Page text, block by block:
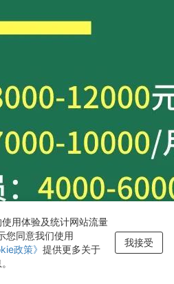
用体验及统计网站流量
您同意我们使用
政策》 提供更多关于
我接受